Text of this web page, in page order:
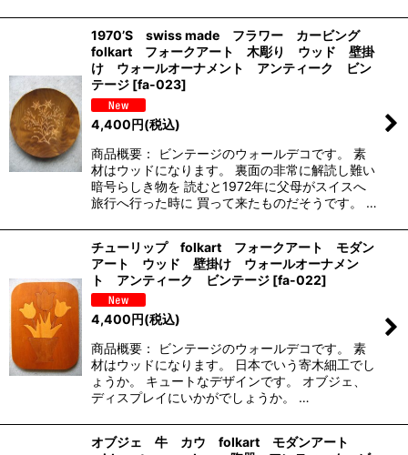
1970’S swiss made フラワー カービング
folkart フォークアート 木彫り ウッド 壁掛
け ウォールオーナメント アンティーク ビン
テージ [fa-023]
4,400円(税込)
商品概要： ビンテージのウォールデコです。 素
材はウッドになります。 裏面の非常に解読し難い
暗号らしき物を 読むと1972年に父母がスイスへ
旅行へ行った時に 買って来たものだそうです。 …
チューリップ folkart フォークアート モダン
アート ウッド 壁掛け ウォールオーナメン
ト アンティーク ビンテージ [fa-022]
4,400円(税込)
商品概要： ビンテージのウォールデコです。 素
材はウッドになります。 日本でいう寄木細工でし
ょうか。 キュートなデザインです。 オブジェ、
ディスプレイにいかがでしょうか。 …
オブジェ 牛 カウ folkart モダンアート